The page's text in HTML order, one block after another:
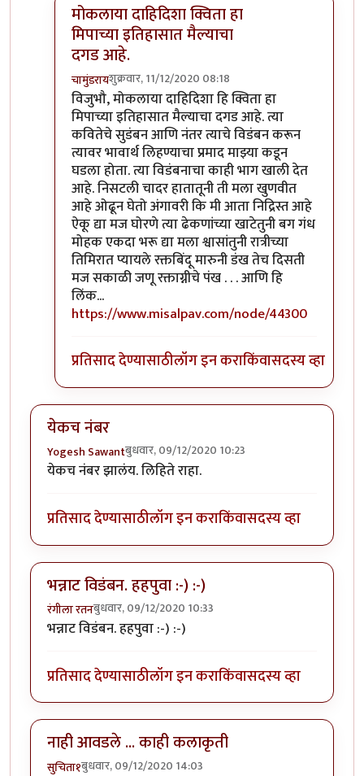
मोकलाया दाहिदिशा क्विता हा
मिपाच्या इतिहासात मैल्याचा
दगड आहे.
चामुंडरायशुक्रवार, 11/12/2020 08:18
In reply toमोकलायादहीदिश्या चे विडंबन
विजुभौ, मोकलाया दाहिदिशा हि क्विता हा
मिपाच्या इतिहासात मैल्याचा दगड आहे. त्या
कवितेचे सुडंबन आणि नंतर त्याचे विडंबन करून
त्यावर भावार्थ लिहण्याचा प्रमाद माझ्या कडून
घडला होता. त्या विडंबनाचा काही भाग खाली देत
आहे. निसटली चादर हातातूनी ती मला खुणवीत
आहे ओढून घेतो अंगावरी कि मी आता निद्रिस्त आहे
ऐकू द्या मज घोरणे त्या ढेकणांच्या खाटेतुनी बग गंध
मोहक एकदा भरू द्या मला श्वासांतुनी रात्रीच्या
तिमिरात प्यायले रक्तबिंदू मारुनी डंख तेच दिसती
मज सकाळी जणू रक्ताग्नीचे पंख . . . आणि हि
लिंक...
https://www.misalpav.com/node/44300
प्रतिसाद देण्यासाठीलॉग इन कराकिंवासदस्य व्हा
येकच नंबर
Yogesh Sawantबुधवार, 09/12/2020 10:23
येकच नंबर झालंय. लिहिते राहा.
प्रतिसाद देण्यासाठीलॉग इन कराकिंवासदस्य व्हा
भन्नाट विडंबन. हहपुवा :-) :-)
रंगीला रतनबुधवार, 09/12/2020 10:33
भन्नाट विडंबन. हहपुवा :-) :-)
प्रतिसाद देण्यासाठीलॉग इन कराकिंवासदस्य व्हा
नाही आवडले ... काही कलाकृती
सुचिता१बुधवार, 09/12/2020 14:03